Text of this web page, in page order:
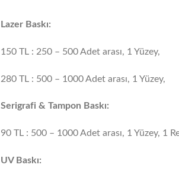
Lazer Baskı:
150 TL : 250 – 500 Adet arası, 1 Yüzey,
280 TL : 500 – 1000 Adet arası, 1 Yüzey,
Serigrafi & Tampon Baskı:
90 TL : 500 – 1000 Adet arası, 1 Yüzey, 1
UV Baskı: